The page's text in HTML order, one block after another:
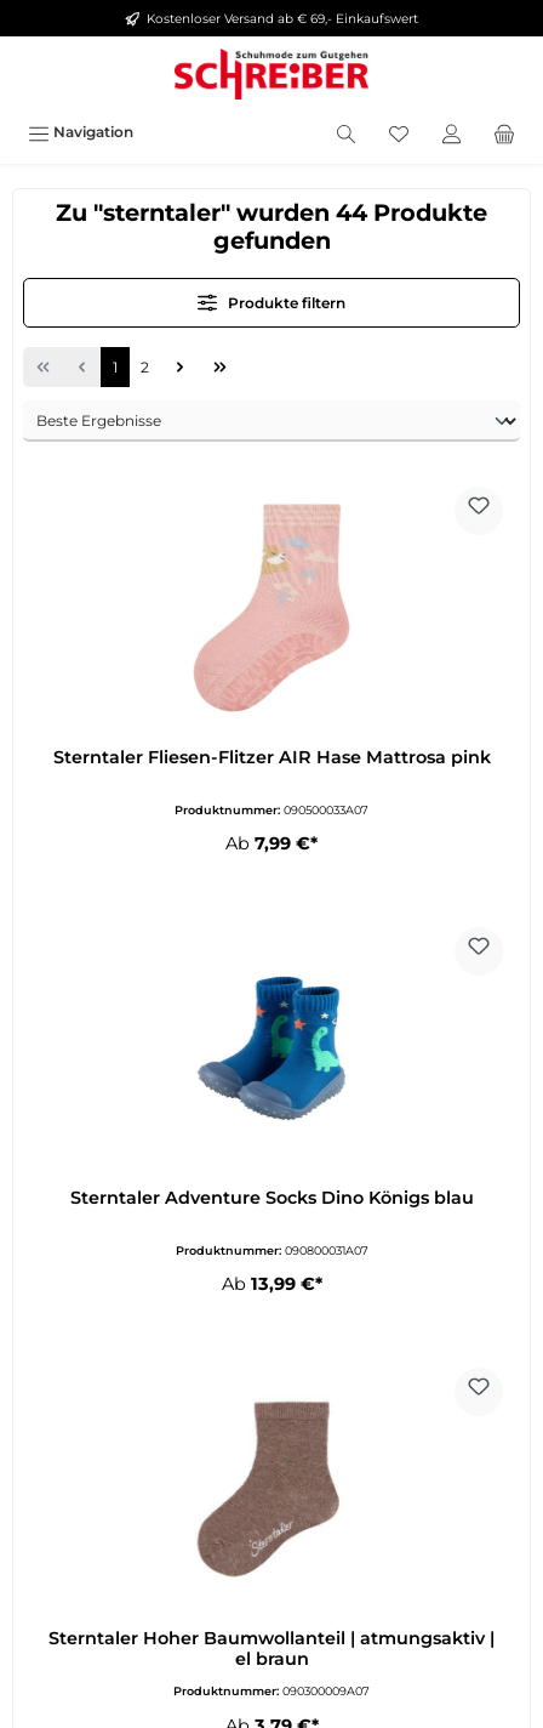
springen Kostenloser Versand ab € 69,- Einkaufswert
Navigation
Zu "sterntaler" wurden 44 Produkte
gefunden
Produkte filtern
1 2
Sterntaler Fliesen-Flitzer AIR Hase Mattrosa pink
Produktnummer: 090500033A07
Ab 7,99 €*
Sterntaler Adventure Socks Dino Königs blau
Produktnummer: 090800031A07
Ab 13,99 €*
Sterntaler Hoher Baumwollanteil | atmungsaktiv |
el braun
Produktnummer: 090300009A07